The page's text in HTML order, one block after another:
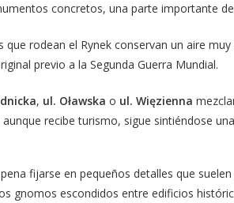
concretos, una parte importante
que rodean el Rynek conservan un aire
previo a la Segunda Guerra Mundial.
, ul. Oławska o ul. Więzienna
recibe turismo, sigue sintiéndose
fijarse en pequeños detalles que
gnomos escondidos entre edificios